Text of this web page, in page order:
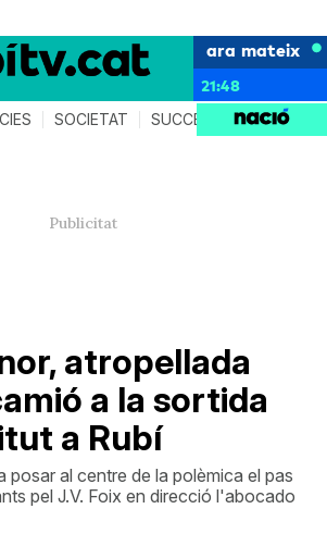
ara mateix
21:48
SOCIETAT SUCCESSOS
atropellada
a la sortida
a Rubí
posar al centre de la polèmica el pas
pel J.V. Foix en direcció l'abocado